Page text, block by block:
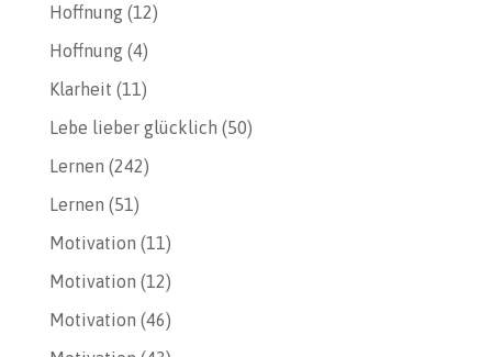
Hoffnung(12)
Hoffnung(4)
Klarheit (11)
Lebe lieber glücklich (50)
Lernen (242)
Lernen (51)
Motivation (11)
Motivation (12)
Motivation (46)